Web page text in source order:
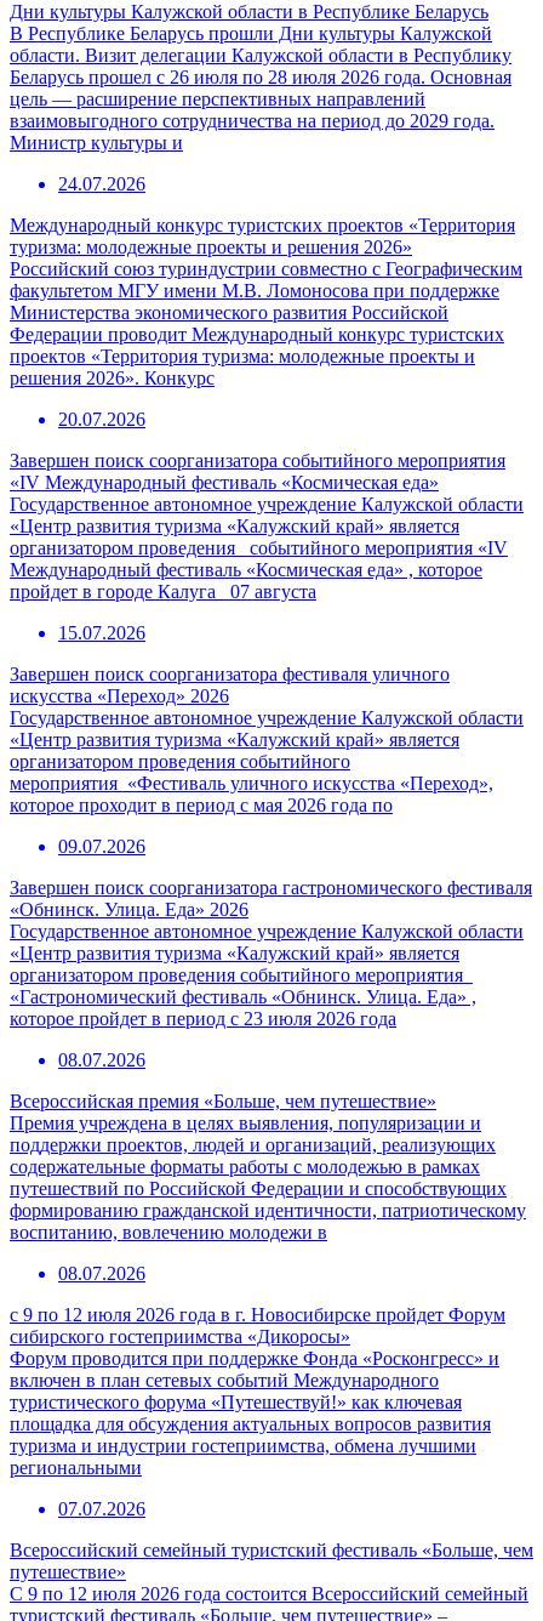
Дни культуры Калужской области в Республике Беларусь
В Республике Беларусь прошли Дни культуры Калужской
области. Визит делегации Калужской области в Республику
Беларусь прошел с 26 июля по 28 июля 2026 года. Основная
цель — расширение перспективных направлений
взаимовыгодного сотрудничества на период до 2029 года.
Министр культуры и
24.07.2026
Международный конкурс туристских проектов «Территория
туризма: молодежные проекты и решения 2026»
Российский союз туриндустрии совместно с Географическим
факультетом МГУ имени М.В. Ломоносова при поддержке
Министерства экономического развития Российской
Федерации проводит Международный конкурс туристских
проектов «Территория туризма: молодежные проекты и
решения 2026». Конкурс
20.07.2026
Завершен поиск соорганизатора событийного мероприятия
«IV Международный фестиваль «Космическая еда»
Государственное автономное учреждение Калужской области
«Центр развития туризма «Калужский край» является
организатором проведения событийного мероприятия «IV
Международный фестиваль «Космическая еда» , которое
пройдет в городе Калуга 07 августа
15.07.2026
Завершен поиск соорганизатора фестиваля уличного
искусства «Переход» 2026
Государственное автономное учреждение Калужской области
«Центр развития туризма «Калужский край» является
организатором проведения событийного
мероприятия «Фестиваль уличного искусства «Переход»,
которое проходит в период с мая 2026 года по
09.07.2026
Завершен поиск соорганизатора гастрономического фестиваля
«Обнинск. Улица. Еда» 2026
Государственное автономное учреждение Калужской области
«Центр развития туризма «Калужский край» является
организатором проведения событийного мероприятия
«Гастрономический фестиваль «Обнинск. Улица. Еда» ,
которое пройдет в период с 23 июля 2026 года
08.07.2026
Всероссийская премия «Больше, чем путешествие»
Премия учреждена в целях выявления, популяризации и
поддержки проектов, людей и организаций, реализующих
содержательные форматы работы с молодежью в рамках
путешествий по Российской Федерации и способствующих
формированию гражданской идентичности, патриотическому
воспитанию, вовлечению молодежи в
08.07.2026
с 9 по 12 июля 2026 года в г. Новосибирске пройдет Форум
сибирского гостеприимства «Дикоросы»
Форум проводится при поддержке Фонда «Росконгресс» и
включен в план сетевых событий Международного
туристического форума «Путешествуй!» как ключевая
площадка для обсуждения актуальных вопросов развития
туризма и индустрии гостеприимства, обмена лучшими
региональными
07.07.2026
Всероссийский семейный туристский фестиваль «Больше, чем
путешествие»
С 9 по 12 июля 2026 года состоится Всероссийский семейный
туристский фестиваль «Больше, чем путешествие» –